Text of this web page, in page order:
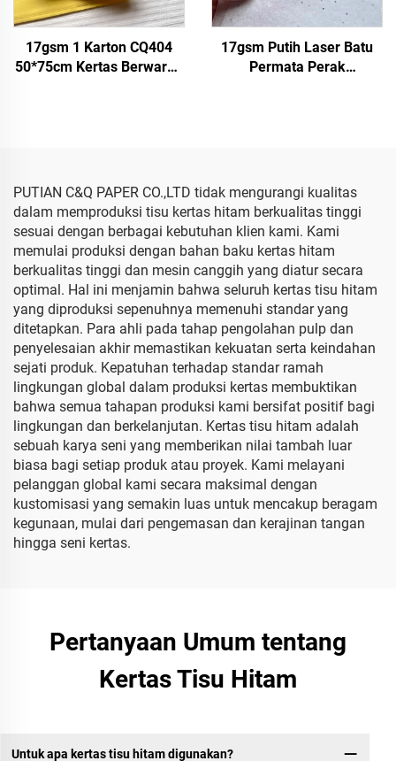
17gsm 1 Karton CQ404
50*75cm Kertas Berwarna
17gsm Putih Laser Batu
Permata Perak
PUTIAN C&Q PAPER CO.,LTD tidak mengurangi kualitas
dalam memproduksi tisu kertas hitam berkualitas tinggi
sesuai dengan berbagai kebutuhan klien kami. Kami
memulai produksi dengan bahan baku kertas hitam
berkualitas tinggi dan mesin canggih yang diatur secara
optimal. Hal ini menjamin bahwa seluruh kertas tisu hitam
yang diproduksi sepenuhnya memenuhi standar yang
ditetapkan. Para ahli pada tahap pengolahan pulp dan
penyelesaian akhir memastikan kekuatan serta keindahan
sejati produk. Kepatuhan terhadap standar ramah
lingkungan global dalam produksi kertas membuktikan
bahwa semua tahapan produksi kami bersifat positif bagi
lingkungan dan berkelanjutan. Kertas tisu hitam adalah
sebuah karya seni yang memberikan nilai tambah luar
biasa bagi setiap produk atau proyek. Kami melayani
pelanggan global kami secara maksimal dengan
kustomisasi yang semakin luas untuk mencakup beragam
kegunaan, mulai dari pengemasan dan kerajinan tangan
hingga seni kertas.
Pertanyaan Umum tentang
Kertas Tisu Hitam
Untuk apa kertas tisu hitam digunakan?